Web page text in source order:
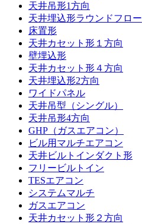
天井吊形1方向
天井埋込形ラウンドフロー
床置形
天井カセット形１方向
壁埋込形
天井カセット形４方向
天井埋込形2方向
ワイドパネル
天井吊型（シングル）
天井吊形4方向
GHP（ガスエアコン）
ビル用マルチエアコン
天井ビルトインダクト形
フリービルトイン
TESエアコン
システムマルチ
ガスエアコン
天井カセット形２方向